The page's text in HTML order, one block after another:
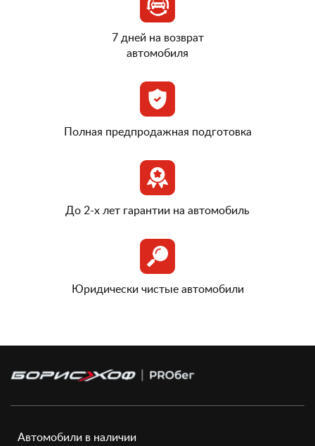
7 дней на возврат
автомобиля
Полная предпродажная подготовка
До 2-х лет гарантии на автомобиль
Юридически чистые автомобили
Автомобили в наличии